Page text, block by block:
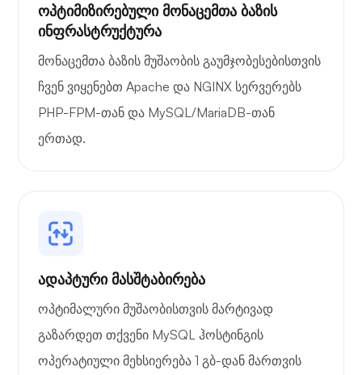
გრაფანა
ოპტიმიზირებული მონაცემთა ბაზის
ინფრასტრუქტურა
მონაცემთა ბაზის მუშაობის გაუმჯობესებისთვის
ჩვენ ვიყენებთ Apache და NGINX სერვერებს
PHP-FPM-თან და MySQL/MariaDB-თან
ერთად.
ადაპტური მასშტაბირება
ოპტიმალური მუშაობისთვის მარტივად
გაზარდეთ თქვენი MySQL ჰოსტინგის
ოპერატიული მეხსიერება 1 გბ-დან მართვის